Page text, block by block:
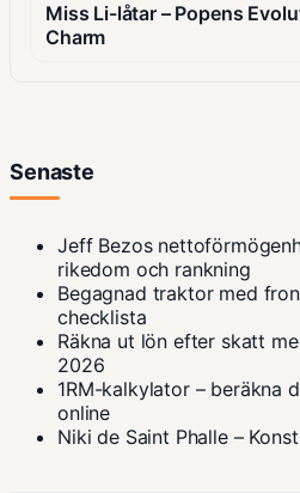
Miss Li-låtar – Popens
Charm
Senaste
Jeff Bezos
rikedom och rankning
Begagnad traktor med
checklista
Räkna ut lön efter skatt
2026
1RM-kalkylator – beräkna
online
Niki de Saint Phalle –